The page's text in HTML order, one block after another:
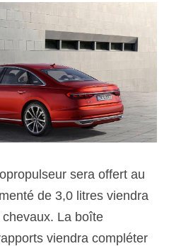
sera offert au
de 3,0 litres viendra
La boîte
viendra compléter